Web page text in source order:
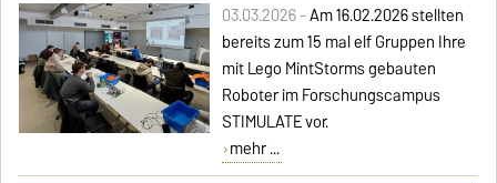
03.03.2026 -Am 16.02.2026 stellten
bereits zum 15 mal elf Gruppen Ihre
mit Lego MintStorms gebauten
Roboter im Forschungscampus
STIMULATE vor.
mehr ...